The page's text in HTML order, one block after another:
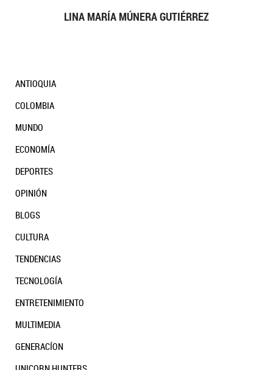
LINA MARÍA MÚNERA GUTIÉRREZ
ANTIOQUIA
COLOMBIA
MUNDO
ECONOMÍA
DEPORTES
OPINIÓN
BLOGS
CULTURA
TENDENCIAS
TECNOLOGÍA
ENTRETENIMIENTO
MULTIMEDIA
GENERACÍON